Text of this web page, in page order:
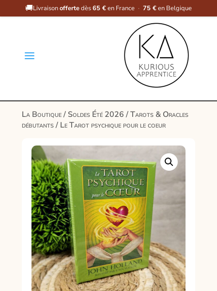
🚚Livraisonoffertedès65 €en France · 75 €en Belgique
a
La Boutique/ Soldes Été 2026/Tarots & Oracles
débutants/ Le Tarot psychique pour le coeur